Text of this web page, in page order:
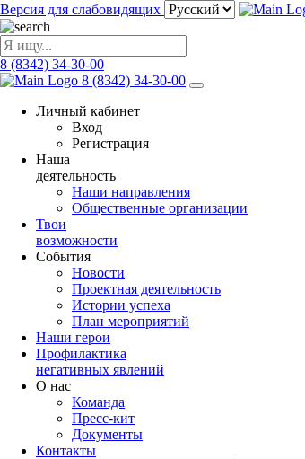
Версия для слабовидящих
8 (8342) 34-30-00
8 (8342) 34-30-00
Личный кабинет
Вход
Регистрация
Наша
деятельность
Наши направления
Общественные организации
Твои
возможности
События
Новости
Проектная деятельность
Истории успеха
План мероприятий
Наши герои
Профилактика
негативных явлений
О нас
Команда
Пресс-кит
Документы
Контакты